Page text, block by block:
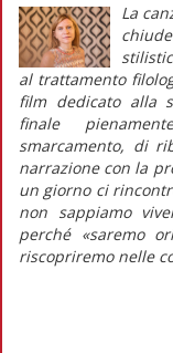
La
al trattamento
film dedicato alla
finale
smarcamento, di
narrazione con la
un giorno ci
non sappiamo
perché «saremo
riscopriremo nelle